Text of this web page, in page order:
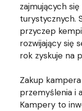
zajmujących
turystycznych.
przyczep
rozwijający się
rok zyskuje na
Zakup
przemyślenia i
Kampery to